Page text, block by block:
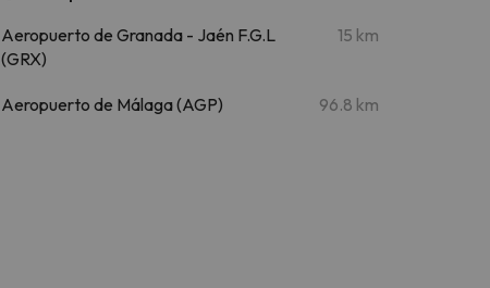
Aeropuerto de Granada - Jaén F.G.L
(GRX)
15 km
Aeropuerto de Málaga (AGP) 96.8 km